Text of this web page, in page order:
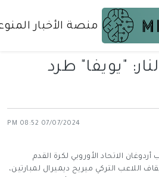
منصة الأخبار
"يويفا" طرد
07/07/2024 08:52 PM
الاتحاد الأوروبي لكرة القدم
اللاعب التركي ميريح ديميرال لمبارتين،